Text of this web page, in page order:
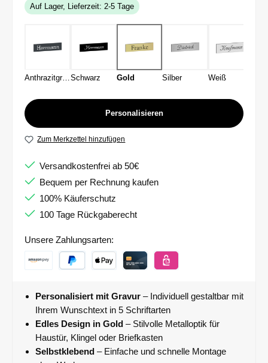
Auf Lager, Lieferzeit: 2-5 Tage
AnthrazitgrauSchwarz Gold Silber Weiß
Personalisieren
Zum Merkzettel hinzufügen
Versandkostenfrei ab 50€
Bequem per Rechnung kaufen
100% Käuferschutz
100 Tage Rückgaberecht
Unsere Zahlungsarten:
Personalisiert mit Gravur – Individuell gestaltbar mit
Ihrem Wunschtext in 5 Schriftarten
Edles Design in Gold – Stilvolle Metalloptik für
Haustür, Klingel oder Briefkasten
Selbstklebend – Einfache und schnelle Montage